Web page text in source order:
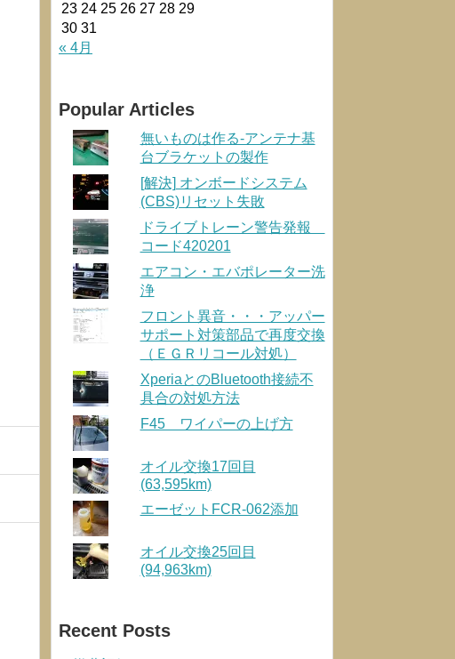
23 24 25 26 27 28 29
30 31
« 4月
Popular Articles
無いものは作る-アンテナ基
台ブラケットの製作
[解決] オンボードシステム
(CBS)リセット失敗
ドライブトレーン警告発報
コード420201
エアコン・エバポレーター洗
浄
フロント異音・・・アッパー
サポート対策部品で再度交換
（ＥＧＲリコール対処）
XperiaとのBluetooth接続不
具合の対処方法
F45 ワイパーの上げ方
オイル交換17回目
(63,595km)
エーゼットFCR-062添加
オイル交換25回目
(94,963km)
Recent Posts